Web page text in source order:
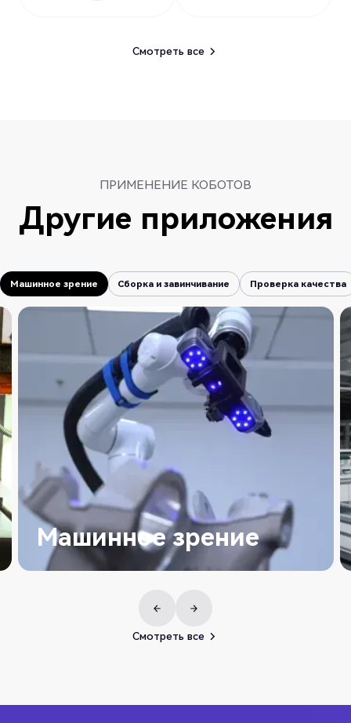
Смотреть все
ПРИМЕНЕНИЕ КОБОТОВ
Другие приложения
Машинное зрение
Машинное зрение
Сборка и завинчивание
Сборка и завинчивание
Проверка качества
Проверка качества
Машинное зрение
Смотреть все